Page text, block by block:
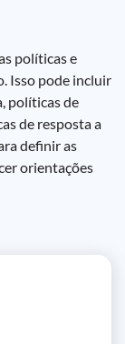
políticas e
Isso pode incluir
políticas de
de resposta a
definir as
orientações